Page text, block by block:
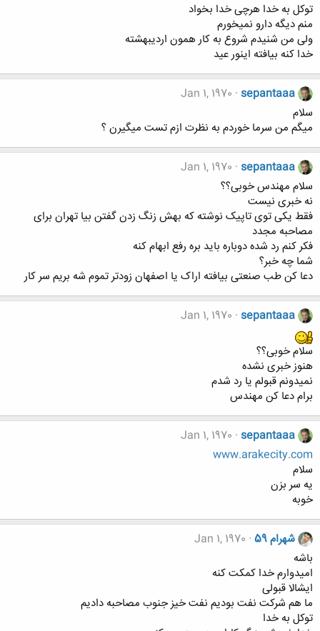
توکل به خدا هرچی خدا بخواد
منم دیگه دارو نمیخورم
ولی من شنیدم شروع به کار همون اردیبهشته
خدا کنه بیافته اینور عید
sepantaaa
Jan 1, 1970
سلام
میگم من سرما خوردم به نظرت ازم تست میگیرن ؟
sepantaaa
Jan 1, 1970
سلام مهندس خوبی؟؟
نه خبری نیست
فقط یکی توی تاپیک نوشته که بهش زنگ زدن گفتن بیا تهران برای
مصاحبه مجدد
فکر کنم رد شده دوباره باید بره رفع ابهام کنه
شما چه خبر؟
دعا کن طب صنعتی بیافته اراک یا اصفهان زودتر تموم شه بریم سر کار
sepantaaa
Jan 1, 1970
سلام خوبی؟؟
هنوز خبری نشده
نمیدونم قبولم یا رد شدم
برام دعا کن مهندس
sepantaaa
Jan 1, 1970
www.arakecity.com
سلام
یه سر بزن
خوبه
شهرام 59
Jan 1, 1970
باشه
امیدوارم خدا کمکت کنه
ایشالا قبولی
ما هم شرکت نفت بودیم نفت خیز جنوب مصاحبه دادیم
توکل به خدا